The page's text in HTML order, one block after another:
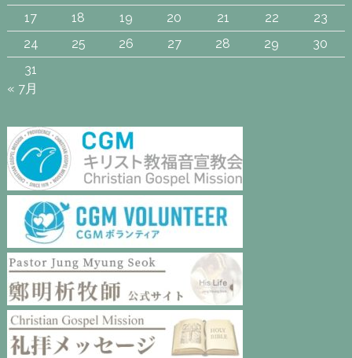
17
18 19 20 21 22
23
24
25 26 27 28 29
30
31
« 7月